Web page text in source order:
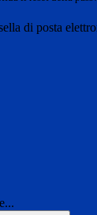
di posta